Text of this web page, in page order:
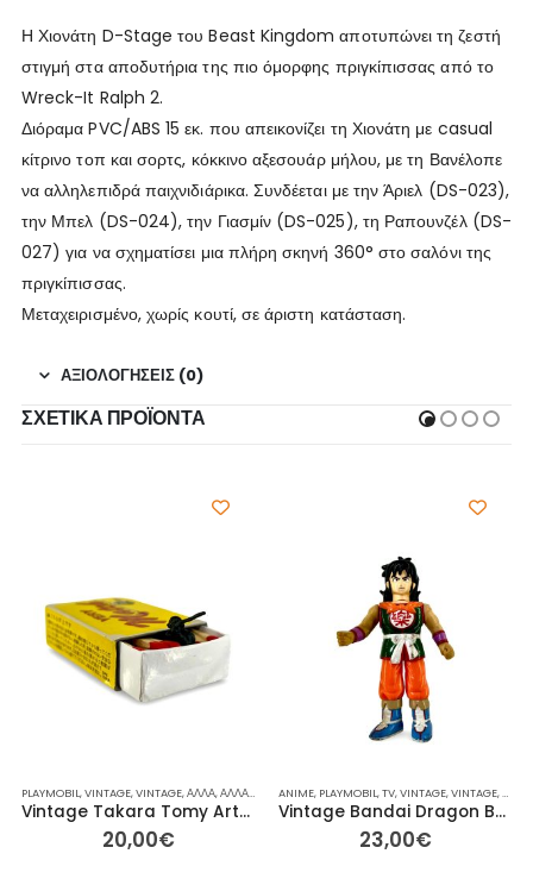
Η Χιονάτη D-Stage του Beast Kingdom αποτυπώνει τη ζεστή
στιγμή στα αποδυτήρια της πιο όμορφης πριγκίπισσας από το
Wreck-It Ralph 2.
Διόραμα PVC/ABS 15 εκ. που απεικονίζει τη Χιονάτη με casual
κίτρινο τοπ και σορτς, κόκκινο αξεσουάρ μήλου, με τη Βανέλοπε
να αλληλεπιδρά παιχνιδιάρικα. Συνδέεται με την Άριελ (DS-023),
την Μπελ (DS-024), την Γιασμίν (DS-025), τη Ραπουνζέλ (DS-
027) για να σχηματίσει μια πλήρη σκηνή 360° στο σαλόνι της
πριγκίπισσας.
Μεταχειρισμένο, χωρίς κουτί, σε άριστη κατάσταση.
ΑΞΙΟΛΟΓΉΣΕΙΣ (0)
ΣΧΕΤΙΚΆ ΠΡΟΪΌΝΤΑ
,ΕΤΑΙΡΕΊΕΣ,ΙΔΈΕΣ ΓΙΑ ΔΏΡΑ,ΠΌΝΥ,ΠΌΝΥ,ΡΕΙΝΜΠΟΟΥ,ΣΥΛΛΕΚΤΙΚΈΣ ΦΙΓΟΎΡΕΣ
PLAYMOBIL,VINTAGE,VINTAGE,ΆΛΛΑ,ΆΛΛΑ,ΓΙΑ ΕΚΕΊΝΟΝ / ΕΚΕΊΝΗ,ΙΔΈΕΣ ΓΙΑ ΔΏΡΑ,ΡΕΙΝΜΠΟΟΥ
Vintage Takara Tomy Arts Panda’s Hole – Ελεύθερος Σκοπευτής Σπίρτο – 6,5εκ
20,00€
ANIME, PLAYMOBIL,TV,VINTAGE,VINTAGE,ΆΛΛΑ
Vintage Bandai Dragon Ball Yamcha Φιγούρα «Κουνώντας Σπαθί»
23,00€